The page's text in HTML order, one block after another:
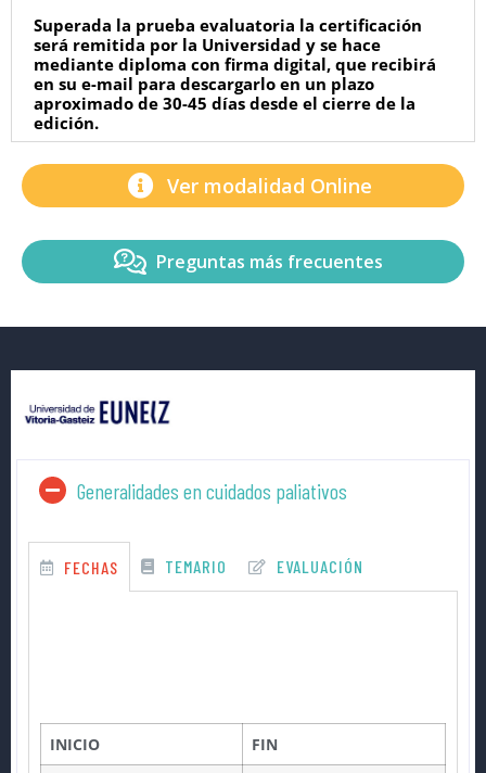
Superada la prueba evaluatoria la certificación
será remitida por la Universidad y se hace
mediante diploma con firma digital, que recibirá
en su e-mail para descargarlo en un plazo
aproximado de 30-45 días desde el cierre de la
edición.
Ver modalidad Online
Preguntas más frecuentes
Generalidades en cuidados paliativos
FECHAS TEMARIO EVALUACIÓN
INICIO
FIN